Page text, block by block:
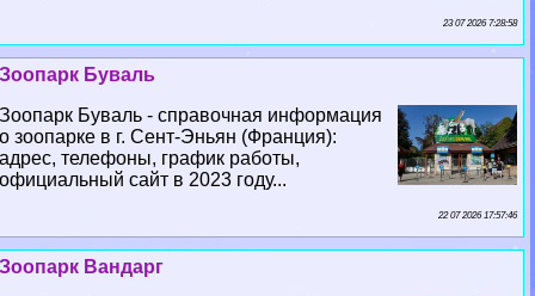
23 07 2026 7:28:58
Зоопарк Буваль
Зоопарк Буваль - справочная информация
о зоопарке в г. Сент-Эньян (Франция):
адрес, телефоны, график работы,
официальный сайт в 2023 году...
22 07 2026 17:57:46
Зоопарк Вандарг